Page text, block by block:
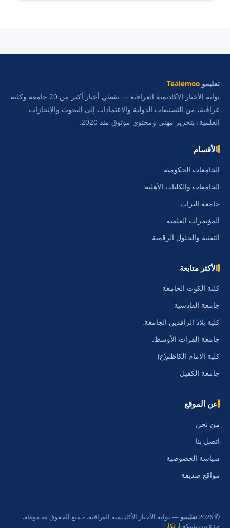
تعليمو Tealemoo
بوابة الأخبار الأكاديمية العراقية — نغطي أخبار أكثر من 20 جامعة وكلية
عراقية، من التصنيفات الدولية والاعتمادات إلى البحوث والإنجازات
العلمية، بتحرير مهني ومحتوى موثوق منذ 2020.
الأقسام
الجامعات الحكومية
الجامعات والكليات الأهلية
جامعة التراث
المؤتمرات العلمية
التقنية والحلول الرقمية
الأكثر متابعة
كلية الكوت الجامعة
جامعة القادسية
كلية بلاد الرافدين الجامعة.
جامعة الفرات الأوسط.
كلية الامام الكاظم(ع)
جامعة الكفيل
عن الموقع
من نحن
اتصل بنا
سياسة الخصوصية
مواقع صديقة
© 2026 تعليمو — بوابة الأخبار الأكاديمية العراقية. جميع الحقوق محفوظة.